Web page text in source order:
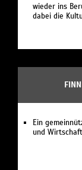
wieder ins
dabei die
Ein
und